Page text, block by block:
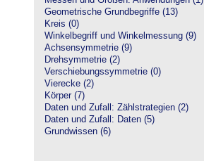
Geometrische Grundbegriffe (13)
Kreis (0)
Winkelbegriff und Winkelmessung (9)
Achsensymmetrie (9)
Drehsymmetrie (2)
Verschiebungssymmetrie (0)
Vierecke (2)
Körper (7)
Daten und Zufall: Zählstrategien (2)
Daten und Zufall: Daten (5)
Grundwissen (6)